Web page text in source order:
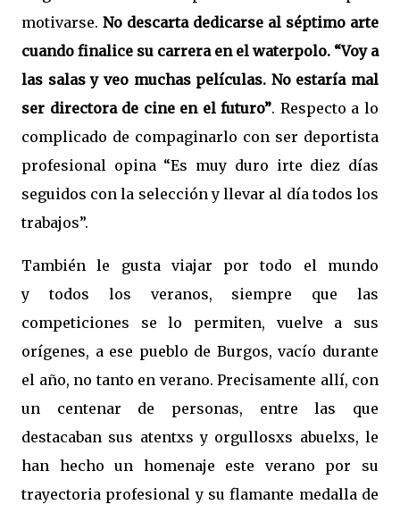
motivarse. No descarta dedicarse al séptimo arte
cuando finalice su carrera en el waterpolo. “Voy a
las salas y veo muchas películas. No estaría mal
ser directora de cine en el futuro”. Respecto a lo
complicado de compaginarlo con ser deportista
profesional opina “Es muy duro irte diez días
seguidos con la selección y llevar al día todos los
trabajos”.
También le gusta viajar por todo el mundo
y todos los veranos, siempre que las
competiciones se lo permiten, vuelve a sus
orígenes, a ese pueblo de Burgos, vacío durante
el año, no tanto en verano. Precisamente allí, con
un centenar de personas, entre las que
destacaban sus atentxs y orgullosxs abuelxs, le
han hecho un homenaje este verano por su
trayectoria profesional y su flamante medalla de